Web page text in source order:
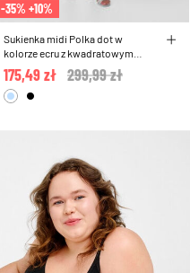
-35% +10%
Sukienka midi Polka dot w
kolorze ecru z kwadratowym
dekoltem
Price reduced from
299,99 zł
175,49 zł